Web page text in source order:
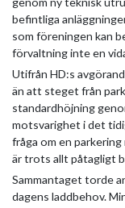
befintliga
som föreningen kan
förvaltning inte en
Utifrån HD:s
än att steget från
standardhöjning
motsvarighet i det
fråga om en
är trots allt påtagligt
Sammantaget torde
dagens laddbehov.